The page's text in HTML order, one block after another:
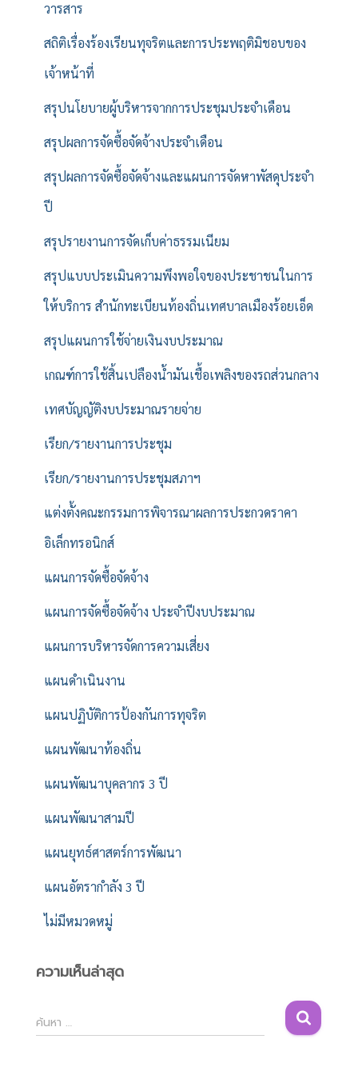
วารสาร
สถิติเรื่องร้องเรียนทุจริตและการประพฤติมิชอบของ
เจ้าหน้าที่
สรุปนโยบายผู้บริหารจากการประชุมประจำเดือน
สรุปผลการจัดซื้อจัดจ้างประจำเดือน
สรุปผลการจัดซื้อจัดจ้างและแผนการจัดหาพัสดุประจำ
ปี
สรุปรายงานการจัดเก็บค่าธรรมเนียม
สรุปแบบประเมินความพึงพอใจของประชาชนในการ
ให้บริการ สำนักทะเบียนท้องถิ่นเทศบาลเมืองร้อยเอ็ด
สรุปแผนการใช้จ่ายเงินงบประมาณ
เกณฑ์การใช้สิ้นเปลืองน้ำมันเชื้อเพลิงของรถส่วนกลาง
เทศบัญญัติงบประมาณรายจ่าย
เรียก/รายงานการประชุม
เรียก/รายงานการประชุมสภาฯ
แต่งตั้งคณะกรรมการพิจารณาผลการประกวดราคา
อิเล็กทรอนิกส์
แผนการจัดซื้อจัดจ้าง
แผนการจัดซื้อจัดจ้าง ประจำปีงบประมาณ
แผนการบริหารจัดการความเสี่ยง
แผนดำเนินงาน
แผนปฏิบัติการป้องกันการทุจริต
แผนพัฒนาท้องถิ่น
แผนพัฒนาบุคลากร 3 ปี
แผนพัฒนาสามปี
แผนยุทธ์ศาสตร์การพัฒนา
แผนอัตรากำลัง 3 ปี
ไม่มีหมวดหมู่
ความเห็นล่าสุด
ค้
น
ค้นหา …